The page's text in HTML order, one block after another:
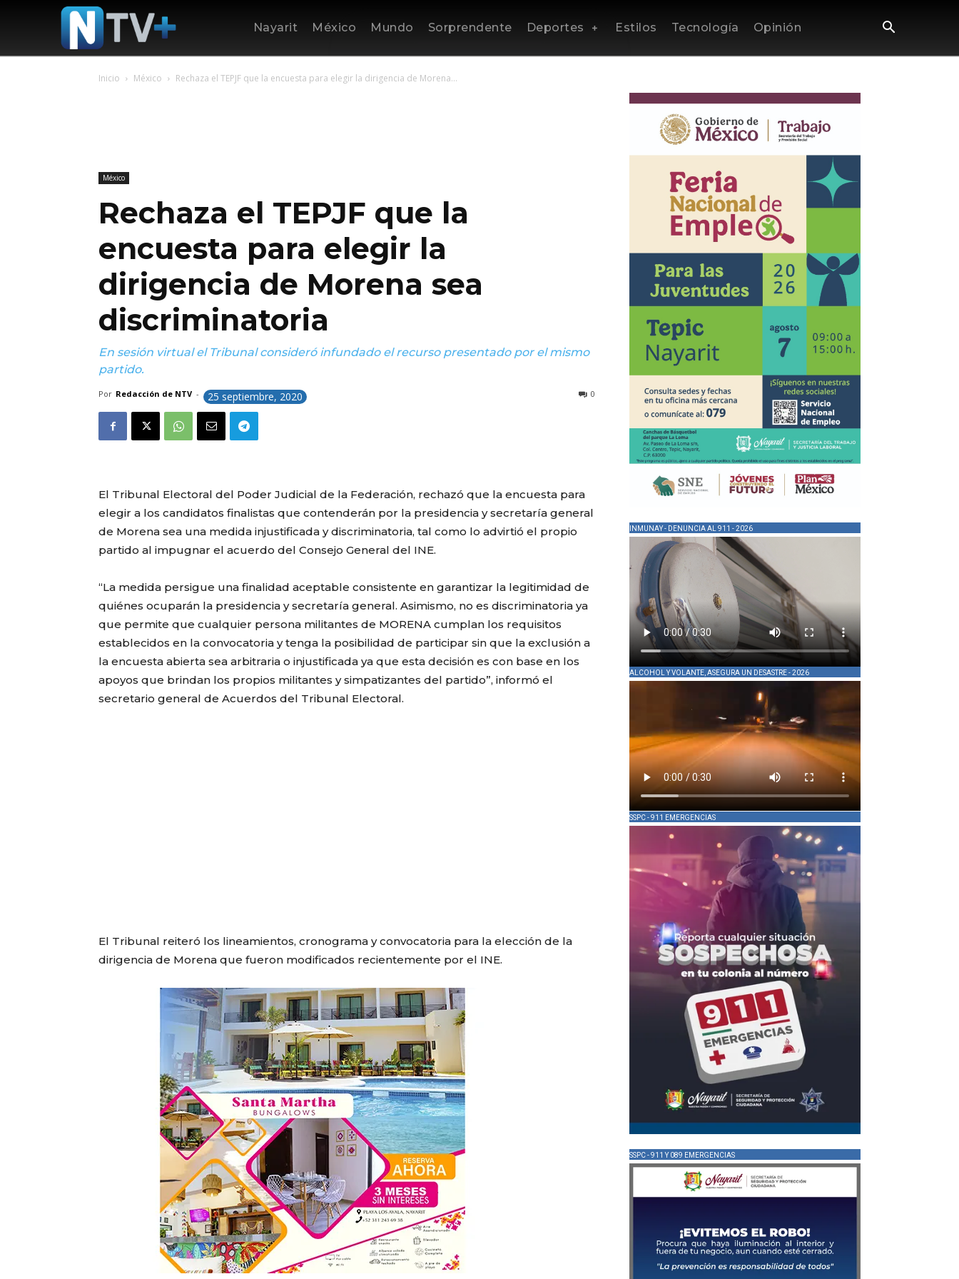
Nayarit México Mundo Sorprendente Deportes Estilos Tecnología Opinión
Inicio México Rechaza el TEPJF que la encuesta para elegir la dirigencia de Morena...
México
Rechaza el TEPJF que la
encuesta para elegir la
dirigencia de Morena sea
discriminatoria
En sesión virtual el Tribunal consideró infundado el recurso presentado por el mismo
partido.
Por Redacción de NTV - 25 septiembre, 2020 0
El Tribunal Electoral del Poder Judicial de la Federación, rechazó que la encuesta para
elegir a los candidatos finalistas que contenderán por la presidencia y secretaría general
de Morena sea una medida injustificada y discriminatoria, tal como lo advirtió el propio
partido al impugnar el acuerdo del Consejo General del INE.
“La medida persigue una finalidad aceptable consistente en garantizar la legitimidad de
quiénes ocuparán la presidencia y secretaría general. Asimismo, no es discriminatoria ya
que permite que cualquier persona militantes de MORENA cumplan los requisitos
establecidos en la convocatoria y tenga la posibilidad de participar sin que la exclusión a
la encuesta abierta sea arbitraria o injustificada ya que esta decisión es con base en los
apoyos que brindan los propios militantes y simpatizantes del partido”, informó el
secretario general de Acuerdos del Tribunal Electoral.
El Tribunal reiteró los lineamientos, cronograma y convocatoria para la elección de la
dirigencia de Morena que fueron modificados recientemente por el INE.
INMUNAY - DENUNCIA AL 911 - 2026
ALCOHOL Y VOLANTE, ASEGURA UN DESASTRE - 2026
SSPC - 911 EMERGENCIAS
SSPC - 911 Y 089 EMERGENCIAS